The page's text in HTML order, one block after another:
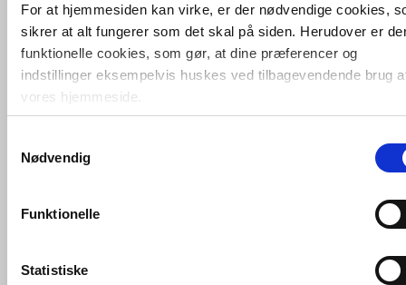
For at hjemmesiden kan virke, er der nødvendige cookies,
sikrer at alt fungerer som det skal på siden. Herudover er
funktionelle cookies, som gør, at dine præferencer og
indstillinger eksempelvis huskes ved tilbagevendende brug
vores hjemmeside.
Foruden nødvendige og funktionelle cookies er der
cookies. Disse bruger vi bl.a. til at måle trafik, omsætning,
marketingcookies, som vi bruger til at målrette vores
markedsføring med henblik på annonceindhold, som giver
Nødvendig
Funktionelle
Statistiske
Smedbo iComposite
GLUEmix - Lim på
fliser
99,-